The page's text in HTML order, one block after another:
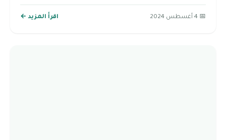
📅 4 أغسطس 2024 اقرأ المزيد ←